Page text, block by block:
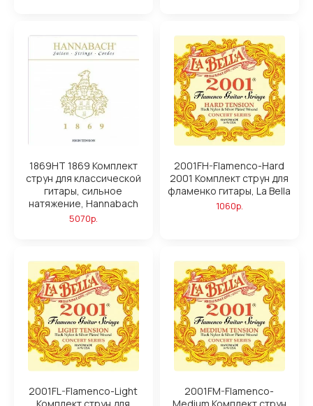
1869HT 1869 Комплект
струн для классической
гитары, сильное
натяжение, Hannabach
5070р.
2001FH-Flamenco-Hard
2001 Комплект струн для
фламенко гитары, La Bella
1060р.
2001FL-Flamenco-Light
2001FM-Flamenco-